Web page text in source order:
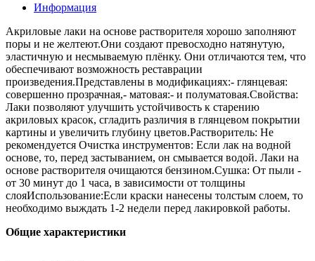
Информация
Акриловые лаки на основе растворителя хорошо заполняют
поры и не желтеют.Они создают превосходно натянутую,
эластичную и несмываемую плёнку. Они отличаются тем, что
обеспечивают возможность реставрации
произведения.Представлены в модификациях:- глянцевая:
совершенно прозрачная,- матовая:- и полуматовая.Свойства:
Лаки позволяют улучшить устойчивость к старению
акриловых красок, сгладить различия в глянцевом покрытии
картины и увеличить глубину цветов.Растворитель: Не
рекомендуется Очистка инструментов: Если лак на водной
основе, то, перед застыванием, он смывается водой. Лаки на
основе растворителя очищаются бензином.Сушка: От пыли -
от 30 минут до 1 часа, в зависимости от толщины
слояИспользование:Если краски нанесены толстым слоем, то
необходимо выждать 1-2 недели перед лакировкой работы.
Общие характеристики